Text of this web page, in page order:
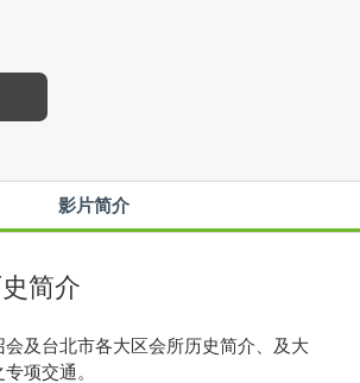
影片简介
简介
及台北市各大区会所历史简介、及大
项交通。